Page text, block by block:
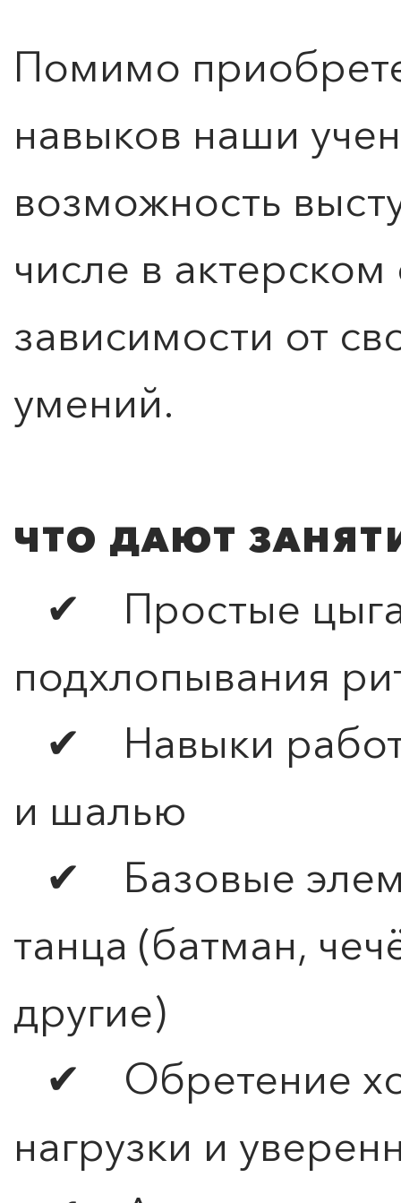
Помимо
навыков наши
возможность
числе в
зависимости от
умений.
ЧТО ДАЮТ
✔ Простые
подхлопывания
✔ Навыки
и шалью
✔ Базовые
танца (батман,
другие)
✔ Обретение
нагрузки и